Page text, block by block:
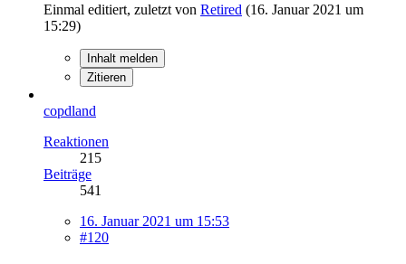
Einmal editiert, zuletzt von Retired (16. Januar 2021 um
15:29)
Inhalt melden
Zitieren
copdland
Reaktionen
215
Beiträge
541
16. Januar 2021 um 15:53
#120